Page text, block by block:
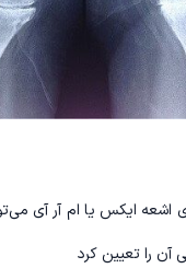
اشعه ایکس یا ام آر آی
آن را تعیین کرد